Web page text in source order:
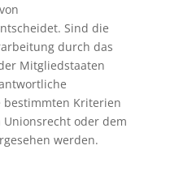
Sind die
durch das
Mitgliedstaaten
bestimmten Kriterien
oder dem
werden.